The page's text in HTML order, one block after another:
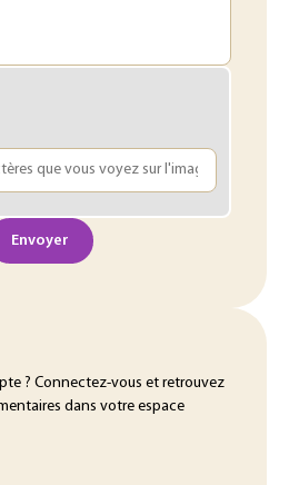
Envoyer
? Connectez-vous et retrouvez
dans votre espace